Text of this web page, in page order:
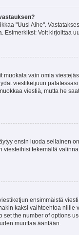
"Uusi Aihe".
Voit kirjoittaa
muokata vain omia
viestiketjuun
viestiä, mutta he
ensin luoda sellainen
tekemällä
ensimmäistä
kaksi vaihtoehtoa
set the number of options
muuttaa ääntään.